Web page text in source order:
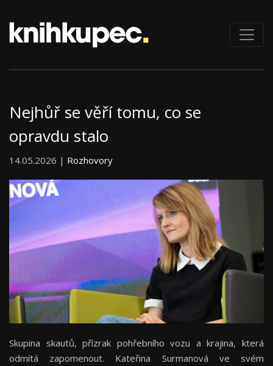
Nejhůř se věří tomu, co se
opravdu stalo
14.05.2026 | Rozhovory
Skupina skautů, přízrak pohřebního vozu a krajina, která
odmítá zapomenout. Kateřina Surmanová ve svém